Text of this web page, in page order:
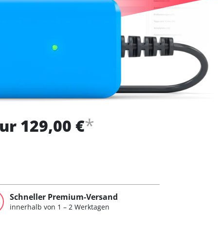
129,00 €*
Schneller Premium-Versand
innerhalb von 1 – 2 Werktagen